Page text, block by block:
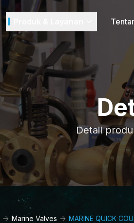
Detail
Marine Valves MARINE QUICK